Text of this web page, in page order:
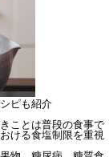
ピも紹介
ことは普段の食事で
ける食塩制限を重視